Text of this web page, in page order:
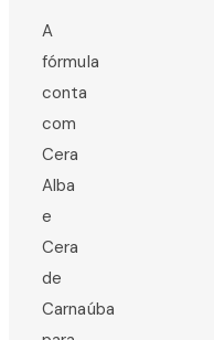
A
fórmula
conta
com
Cera
Alba
e
Cera
de
Carnaúba